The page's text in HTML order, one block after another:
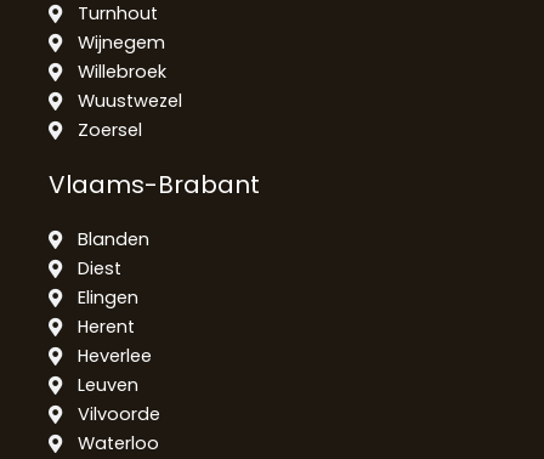
Turnhout
Wijnegem
Willebroek
Wuustwezel
Zoersel
Vlaams-Brabant
Blanden
Diest
Elingen
Herent
Heverlee
Leuven
Vilvoorde
Waterloo